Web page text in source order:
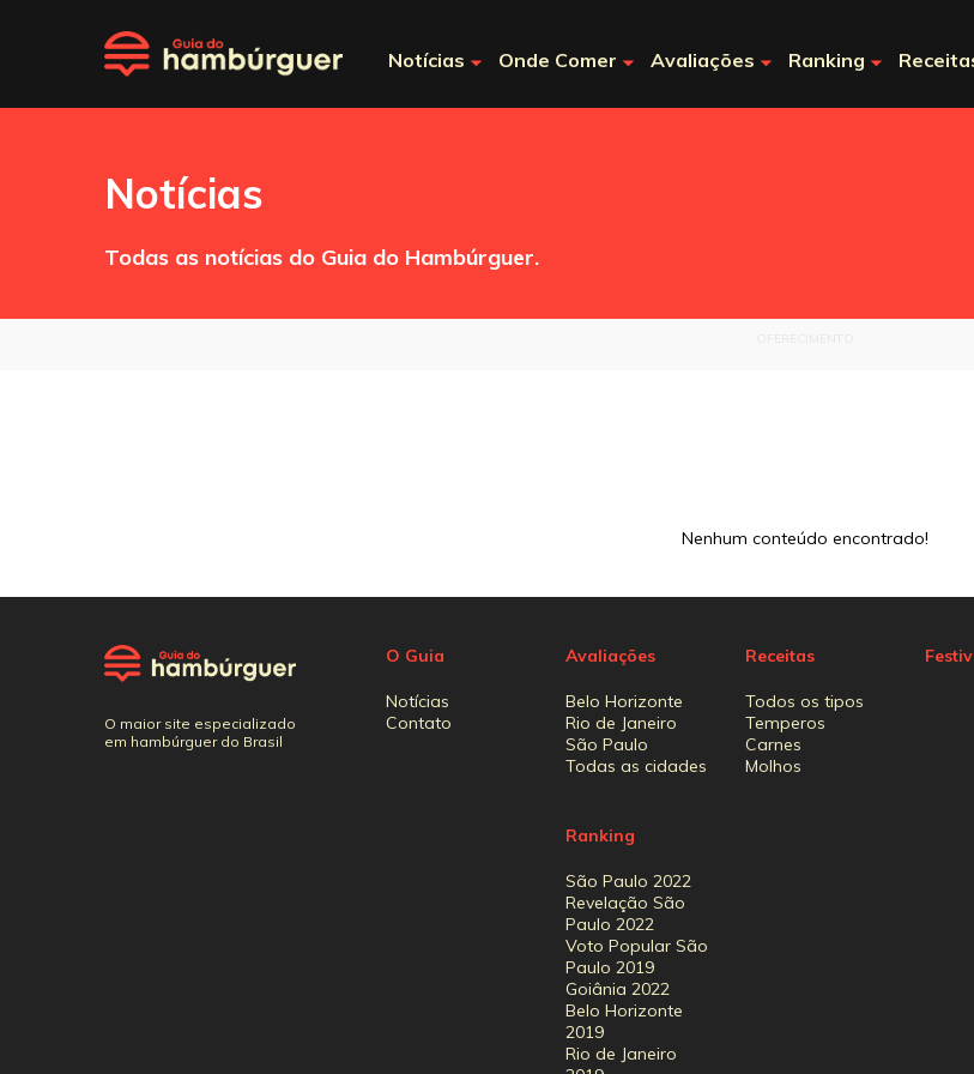
Notícias Onde Comer Avaliações Ranking
Notícias
Todas as notícias do Guia do Hambúrguer.
Nenhum conteúdo encontrado!
O maior site especializado
em hambúrguer do Brasil
O Guia
Notícias
Contato
Avaliações
Belo Horizonte
Rio de Janeiro
São Paulo
Todas as cidades
Ranking
São Paulo 2022
Revelação São
Paulo 2022
Voto Popular São
Paulo 2019
Goiânia 2022
Belo Horizonte
2019
Rio de Janeiro
Receitas
Todos os tipos
Temperos
Carnes
Molhos